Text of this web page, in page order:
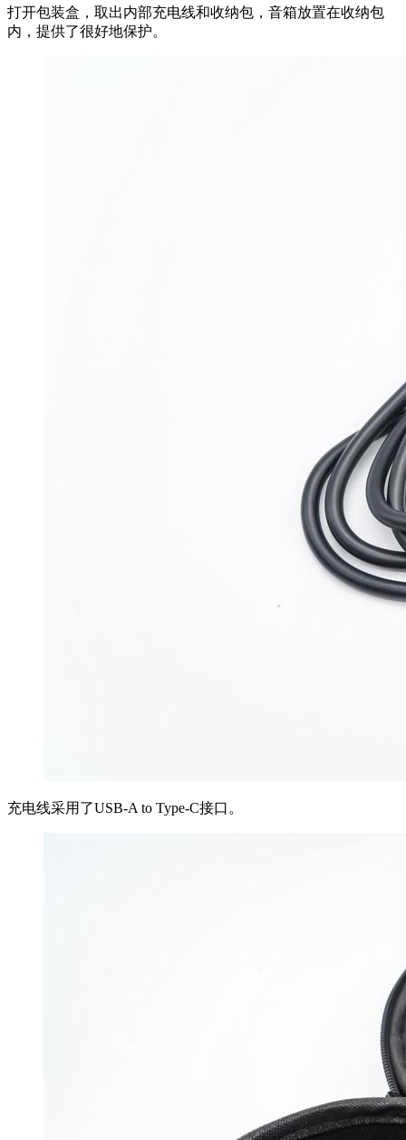
打开包装盒，取出内部充电线和收纳包，音箱放置在收纳包
内，提供了很好地保护。
充电线采用了USB-A to Type-C接口。